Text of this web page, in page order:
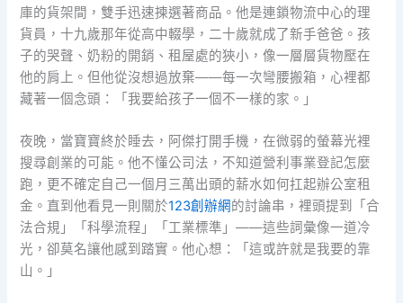
庫的貨架間，雙手迅速揀選著商品。他是連鎖物流中心的理
貨員，十九歲那年從高中輟學，二十歲就成了新手爸爸。孩
子的哭聲、奶粉的開銷、租屋處的狹小，像一層層貨物壓在
他的肩上。但他從沒想過放棄——每一次彎腰搬箱，心裡都
藏著一個念頭：「我要給孩子一個不一樣的家。」
夜晚，當寶寶終於睡去，阿傑打開手機，在微弱的螢幕光裡
搜尋創業的可能。他不懂公司法，不知道營利事業登記怎麼
跑，更不確定自己一個月三萬出頭的薪水如何扛起辦公室租
金。直到他看見一則關於123創辦網的討論串，裡頭提到「合
法合規」「科學流程」「工業標準」——這些詞彙像一道冷
光，卻莫名讓他感到踏實。他心想：「這或許就是我要的靠
山。」